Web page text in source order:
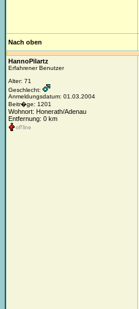
Nach oben
HannoPilartz
Erfahrener Benutzer
Alter: 71
Geschlecht:
Anmeldungsdatum: 01.03.2004
Beitr�ge: 1201
Wohnort: Honerath/Adenau
Entfernung: 0 km